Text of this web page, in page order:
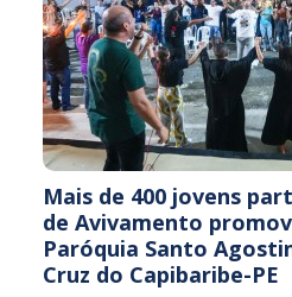
Mais de 400 jovens
de Avivamento
Paróquia Santo
Cruz do Capibaribe-PE